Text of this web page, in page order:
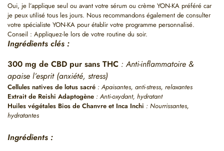
Oui, je l’applique seul ou avant votre sérum ou crème YON-KA préféré car
je peux utilisé tous les jours. Nous recommandons également de consulter
votre spécialiste YON-KA pour établir votre programme personnalisé.
Conseil : Appliquez-le lors de votre routine du soir.
Ingrédients clés :
300 mg de CBD pur sans THC : Anti-inflammatoire &
apaise l’esprit (anxiété, stress)
Cellules natives de lotus sacré : Apaisantes, anti-stress, relaxantes
Extrait de Reishi Adaptogène : Anti-oxydant, hydratant
Huiles végétales Bios de Chanvre et Inca Inchi : Nourrissantes,
hydratantes
Ingrédients :